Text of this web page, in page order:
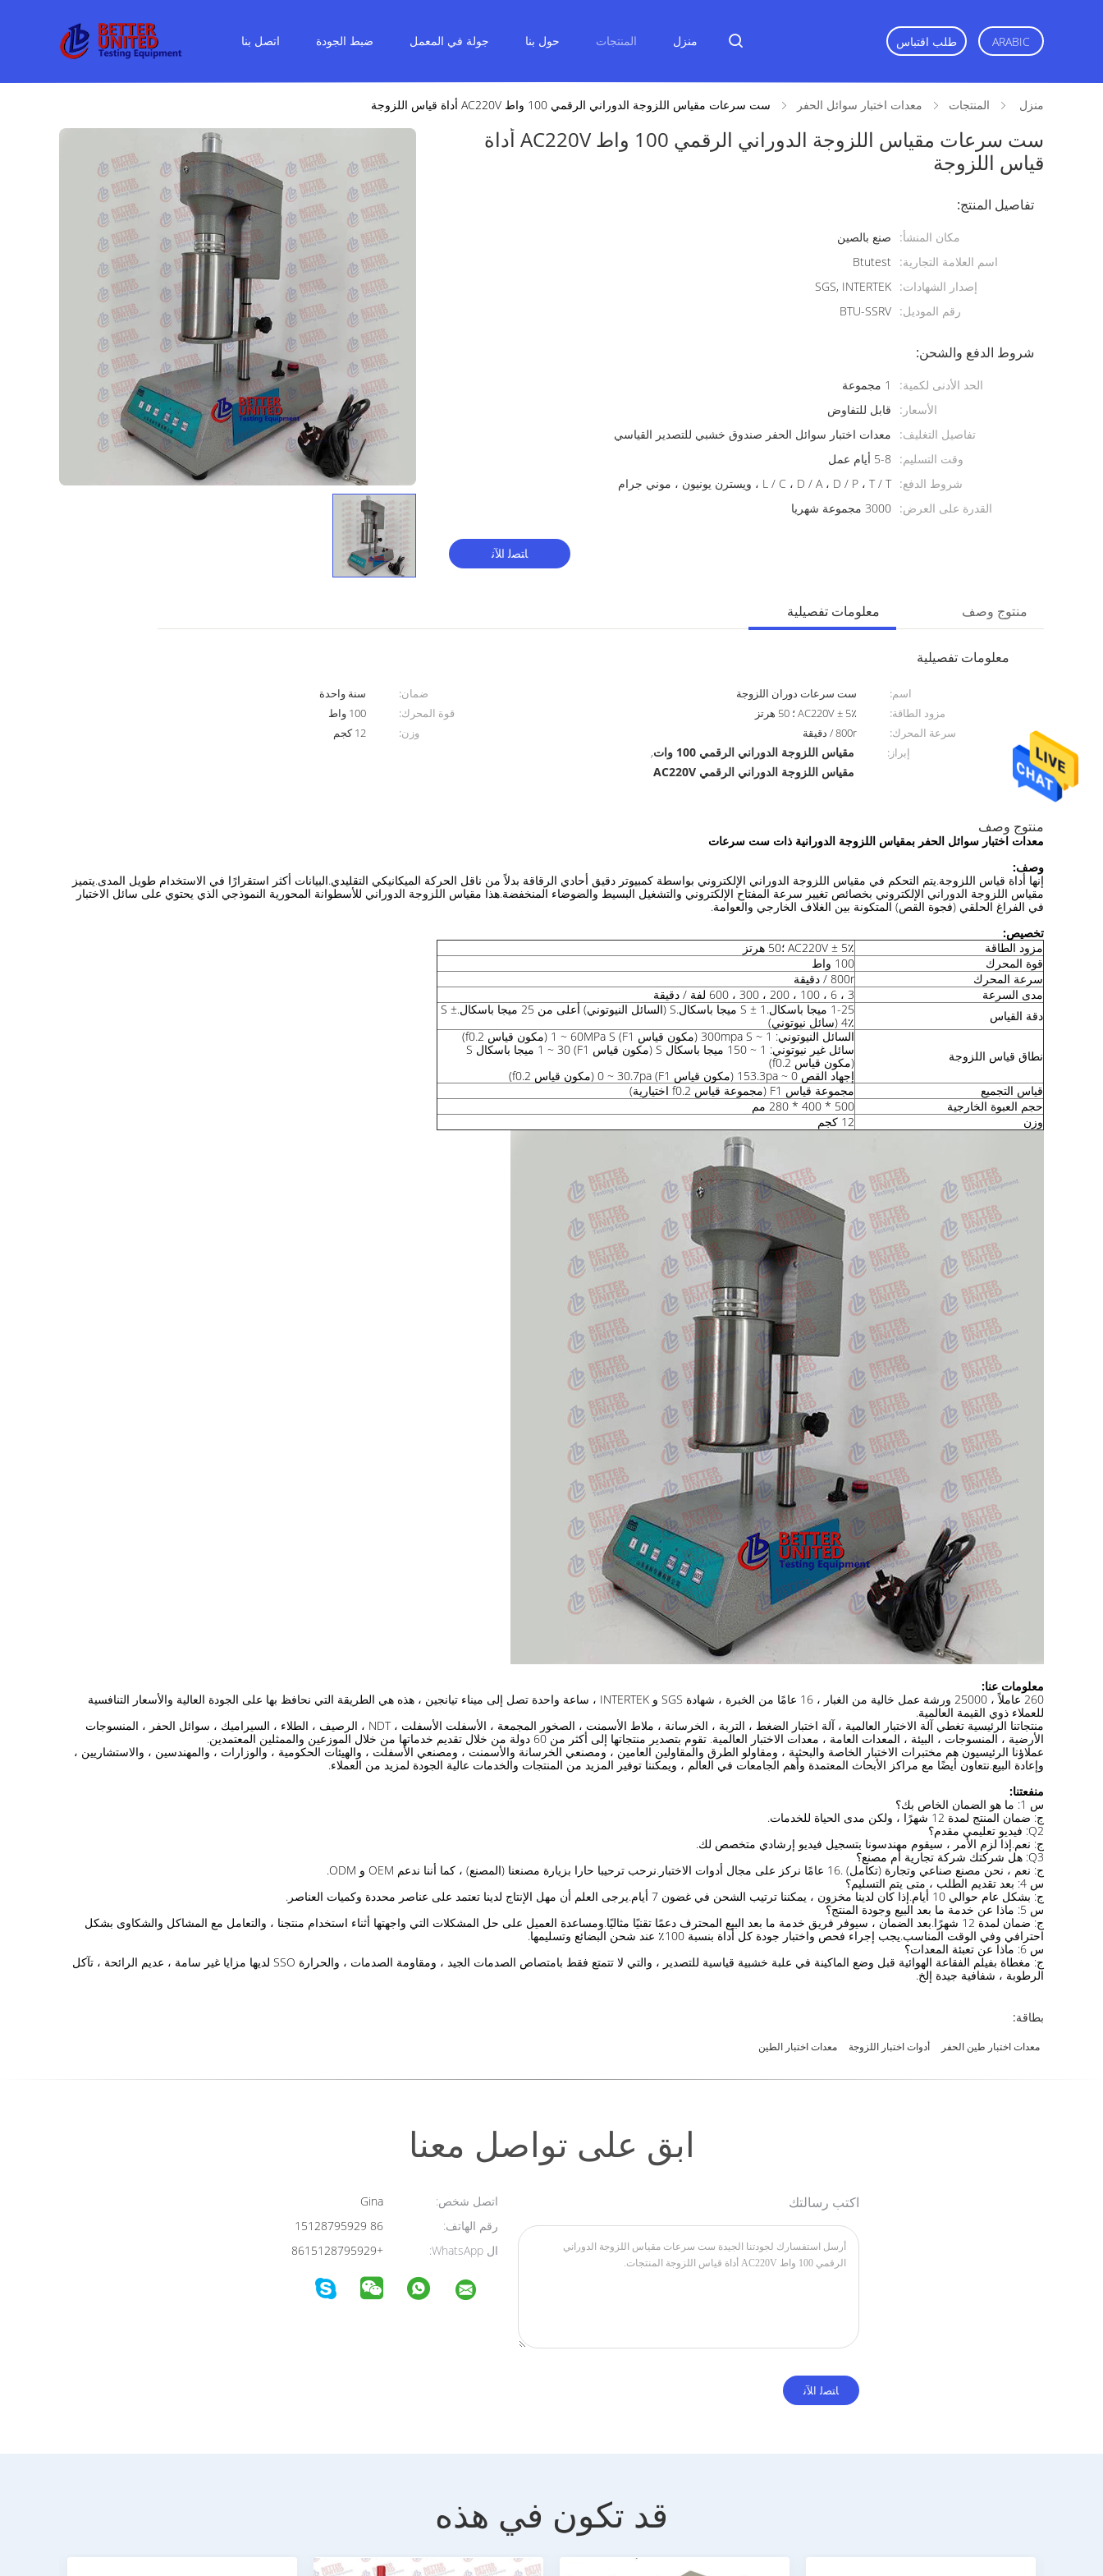
منزل المنتجات حول بنا جولة في المعمل ضبط الجودة اتصل بنا طلب اقتباس ARABIC
منزل المنتجات معدات اختبار سوائل الحفر ست سرعات مقياس اللزوجة الدوراني الرقمي 100 واط AC220V أداة قياس اللزوجة
ست سرعات مقياس اللزوجة الدوراني الرقمي 100 واط AC220V أداة
قياس اللزوجة
تفاصيل المنتج:
مكان المنشأ:
صنع بالصين
اسم العلامة التجارية: Btutest
إصدار الشهادات: SGS, INTERTEK
رقم الموديل: BTU-SSRV
شروط الدفع والشحن:
الحد الأدنى لكمية:
1 مجموعة
الأسعار:
قابل للتفاوض
تفاصيل التغليف:
معدات اختبار سوائل الحفر صندوق خشبي للتصدير القياسي
وقت التسليم:
5-8 أيام عمل
شروط الدفع: L / C ، D / A ، D / P ، T / T ، ويسترن يونيون ، موني جرام
القدرة على العرض: 3000 مجموعة شهريا
ﺎﺘﺼﻟ ﺍﻶﻧ
معلومات تفصيلية منتوج وصف
معلومات تفصيلية
اسم: ست سرعات دوران اللزوجة ضمان:
سنة واحدة
مزود الطاقة:
AC220V ± 5٪ ؛ 50 هرتز قوة المحرك:
100 واط
سرعة المحرك:
800r / دقيقة وزن:
12 كجم
إبراز:
مقياس اللزوجة الدوراني الرقمي 100 وات ,
مقياس اللزوجة الدوراني الرقمي AC220V
منتوج وصف
معدات اختبار سوائل الحفر بمقياس اللزوجة الدورانية ذات ست سرعات
وصف:
إنها أداة قياس اللزوجة.يتم التحكم في مقياس اللزوجة الدوراني الإلكتروني بواسطة كمبيوتر دقيق أحادي الرقاقة بدلاً من ناقل الحركة الميكانيكي التقليدي.البيانات أكثر استقرارًا في الاستخدام طويل المدى.يتميز
مقياس اللزوجة الدوراني الإلكتروني بخصائص تغيير سرعة المفتاح الإلكتروني والتشغيل البسيط والضوضاء المنخفضة.هذا مقياس اللزوجة الدوراني للأسطوانة المحورية النموذجي الذي يحتوي على سائل الاختبار
في الفراغ الحلقي (فجوة القص) المتكونة بين الغلاف الخارجي والعوامة.
تخصيص:
مزود الطاقة
AC220V ± 5٪ ؛50 هرتز
قوة المحرك
100 واط
سرعة المحرك
800r / دقيقة
مدى السرعة
3 ، 6 ، 100 ، 200 ، 300 ، 600 لفة / دقيقة
دقة القياس
1-25 ميجا باسكال.S ± 1 ميجا باسكال.S (السائل النيوتوني) أعلى من 25 ميجا باسكال.S ±
4٪ (سائل نيوتوني)
نطاق قياس اللزوجة
السائل النيوتوني: 1 ~ 300mpa S (مكون قياس F1) 1 ~ 60MPa S (مكون قياس f0.2)
سائل غير نيوتوني: 1 ~ 150 ميجا باسكال S (مكون قياس F1) 1 ~ 30 ميجا باسكال S
(مكون قياس f0.2)
إجهاد القص 0 ~ 153.3pa (مكون قياس F1) 0 ~ 30.7pa (مكون قياس f0.2)
قياس التجميع
مجموعة قياس F1 (مجموعة قياس f0.2 اختيارية)
حجم العبوة الخارجية
500 * 400 * 280 مم
وزن
12 كجم
معلومات عنا:
260 عاملاً ، 25000 ورشة عمل خالية من الغبار ، 16 عامًا من الخبرة ، شهادة SGS و INTERTEK ، ساعة واحدة تصل إلى ميناء تيانجين ، هذه هي الطريقة التي نحافظ بها على الجودة العالية والأسعار التنافسية
للعملاء ذوي القيمة العالمية.
منتجاتنا الرئيسية تغطي آلة الاختبار العالمية ، آلة اختبار الضغط ، التربة ، الخرسانة ، ملاط ​​الأسمنت ، الصخور المجمعة ، الأسفلت الأسفلت ، NDT ، الرصيف ، الطلاء ، السيراميك ، سوائل الحفر ، المنسوجات
الأرضية ، المنسوجات ، البيئة ، المعدات العامة ، معدات الاختبار العالمية. تقوم بتصدير منتجاتها إلى أكثر من 60 دولة من خلال تقديم خدماتها من خلال الموزعين والممثلين المعتمدين.
عملاؤنا الرئيسيون هم مختبرات الاختبار الخاصة والبحثية ، ومقاولو الطرق والمقاولين العامين ، ومصنعي الخرسانة والأسمنت ، ومصنعي الأسفلت ، والهيئات الحكومية ، والوزارات ، والمهندسين ، والاستشاريين ،
وإعادة البيع.نتعاون أيضًا مع مراكز الأبحاث المعتمدة وأهم الجامعات في العالم ، ويمكننا توفير المزيد من المنتجات والخدمات عالية الجودة لمزيد من العملاء.
منفعتنا:
س 1: ما هو الضمان الخاص بك؟
ج: ضمان المنتج لمدة 12 شهرًا ، ولكن مدى الحياة للخدمات.
Q2: فيديو تعليمي مقدم؟
ج: نعم.إذا لزم الأمر ، سيقوم مهندسونا بتسجيل فيديو إرشادي متخصص لك.
Q3: هل شركتك شركة تجارية أم مصنع؟
ج: نعم ، نحن مصنع صناعي وتجارة (تكامل) .16 عامًا نركز على مجال أدوات الاختبار.نرحب ترحيبا حارا بزيارة مصنعنا (المصنع) ، كما أننا ندعم OEM و ODM.
س 4: بعد تقديم الطلب ، متى يتم التسليم؟
ج: بشكل عام حوالي 10 أيام.إذا كان لدينا مخزون ، يمكننا ترتيب الشحن في غضون 7 أيام.يرجى العلم أن مهل الإنتاج لدينا تعتمد على عناصر محددة وكميات العناصر.
س 5: ماذا عن خدمة ما بعد البيع وجودة المنتج؟
ج: ضمان لمدة 12 شهرًا.بعد الضمان ، سيوفر فريق خدمة ما بعد البيع المحترف دعمًا تقنيًا مثاليًا.ومساعدة العميل على حل المشكلات التي واجهتها أثناء استخدام منتجنا ، والتعامل مع المشاكل والشكاوى بشكل
احترافي وفي الوقت المناسب.يجب إجراء فحص واختبار جودة كل أداة بنسبة 100٪ عند شحن البضائع وتسليمها.
س 6: ماذا عن تعبئة المعدات؟
ج: مغطاة بفيلم الفقاعة الهوائية قبل وضع الماكينة في علبة خشبية قياسية للتصدير ، والتي لا تتمتع فقط بامتصاص الصدمات الجيد ، ومقاومة الصدمات ، والحرارة SSO لديها مزايا غير سامة ، عديم الرائحة ، تآكل
الرطوبة ، شفافية جيدة إلخ.
بطاقة:
معدات اختبار طين الحفر أدوات اختبار اللزوجة معدات اختبار الطين
ابق على تواصل معنا
اتصل شخص:
رقم الهاتف:
ال WhatsApp:
+8615128795929
اكتب رسالتك
قد تكون في هذه